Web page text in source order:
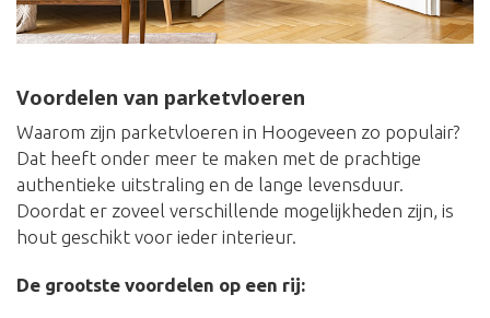
Voordelen van parketvloeren
Waarom zijn parketvloeren in Hoogeveen zo populair?
Dat heeft onder meer te maken met de prachtige
authentieke uitstraling en de lange levensduur.
Doordat er zoveel verschillende mogelijkheden zijn, is
hout geschikt voor ieder interieur.
De grootste voordelen op een rij: